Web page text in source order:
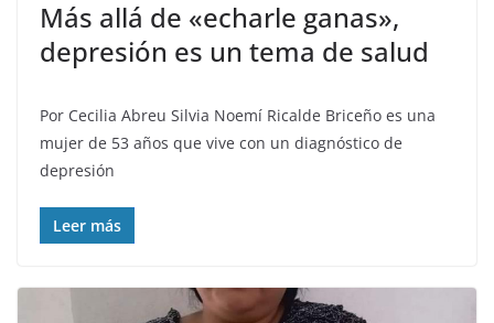
Más allá de «echarle ganas»,
depresión es un tema de salud
Por Cecilia Abreu Silvia Noemí Ricalde Briceño es una
mujer de 53 años que vive con un diagnóstico de
depresión
Leer más